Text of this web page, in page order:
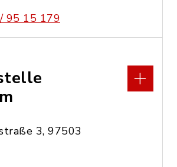
95 15 179
3, 97503